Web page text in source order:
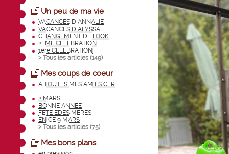
Un peu de ma vie
VACANCES D ANNALIE
VACANCES D ALYSSA
CHANGEMENT DE LOOK
2EME CELEBRATION
1ere CELEBRATION
> Tous les articles (149)
Mes coups de coeur
A TOUTES MES AMIES CER
...
2 MARS
BONNE ANNEE
FETE EDES MERES
EN CE 9 MARS
> Tous les articles (75)
Mes bons plans